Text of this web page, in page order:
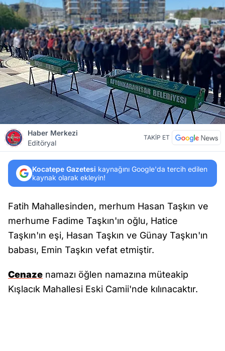
Haber Merkezi
Editöryal
TAKİP ET
Kocatepe Gazetesi kaynağını Google'da tercih edilen
kaynak olarak ekleyin!
Fatih Mahallesinden, merhum Hasan Taşkın ve
merhume Fadime Taşkın'ın oğlu, Hatice
Taşkın'ın eşi, Hasan Taşkın ve Günay Taşkın'ın
babası, Emin Taşkın vefat etmiştir.
Cenaze namazı öğlen namazına müteakip
Kışlacık Mahallesi Eski Camii'nde kılınacaktır.